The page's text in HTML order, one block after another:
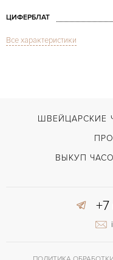
ЦИФЕРБЛАТ
СТЕКЛО
КАЛИБР/МЕХАНИЗМ
Все характеристики
ШВЕЙЦАРСКИЕ
ВЫКУП
+7